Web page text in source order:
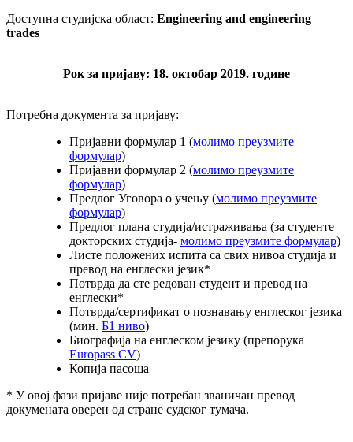
Доступна студијска област: Engineering and engineering
trades
Рок за пријаву: 18. октобар 2019. године
Потребна документа за пријаву:
Пријавни формулар 1 (молимо преузмите
формулар)
Пријавни формулар 2 (молимо преузмите
формулар)
Предлог Уговора о учењу (молимо преузмите
формулар)
Предлог плана студија/истраживања (за студенте
докторских студија- молимо преузмите формулар)
Листе положених испита са свих нивоа студија и
превод на енглески језик*
Потврда да сте редован студент и превод на
енглески*
Потврда/сертификат о познавању енглеског језика
(мин. Б1 ниво)
Биографија на енглеском језику (препорука
Europass CV)
Копија пасоша
* У овој фази пријаве није потребан званичан превод
докумената оверен од стране судског тумача.